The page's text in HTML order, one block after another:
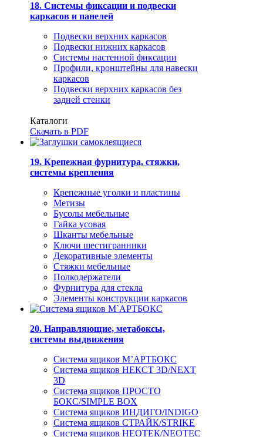
18. Системы фиксации и подвески
каркасов и панелей
Подвески верхних каркасов
Подвески нижних каркасов
Системы настенной фиксации
Профили, кронштейны для навески
каркасов
Подвески верхних каркасов без
задней стенки
Каталоги
Скачать в PDF
19. Крепежная фурнитура, стяжки,
системы крепления
Крепежные уголки и пластины
Метизы
Бусолы мебельные
Гайка усовая
Шканты мебельные
Ключи шестигранники
Декоративные элементы
Стяжки мебельные
Полкодержатели
Фурнитура для стекла
Элементы конструкции каркасов
20. Направляющие, метабоксы,
системы выдвижения
Система ящиков М’АРТБОКС
Система ящиков НЕКСТ 3D/NEXT
3D
Система ящиков ПРОСТО
БОКС/SIMPLE BOX
Система ящиков ИНДИГО/INDIGO
Система ящиков СТРАЙК/STRIKE
Система ящиков НЕОТЕК/NEOTEC